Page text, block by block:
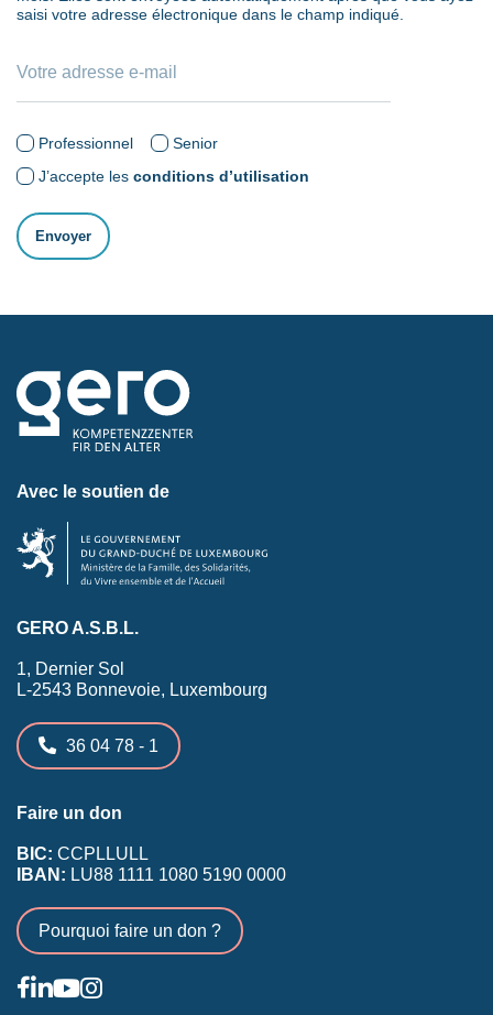
saisi votre adresse électronique dans le champ indiqué.
Professionnel
Senior
J’accepte les conditions d’utilisation
Avec le soutien de
GERO A.S.B.L.
1, Dernier Sol
L-2543 Bonnevoie, Luxembourg
36 04 78 - 1
Faire un don
BIC: CCPLLULL
IBAN: LU88 1111 1080 5190 0000
Pourquoi faire un don ?